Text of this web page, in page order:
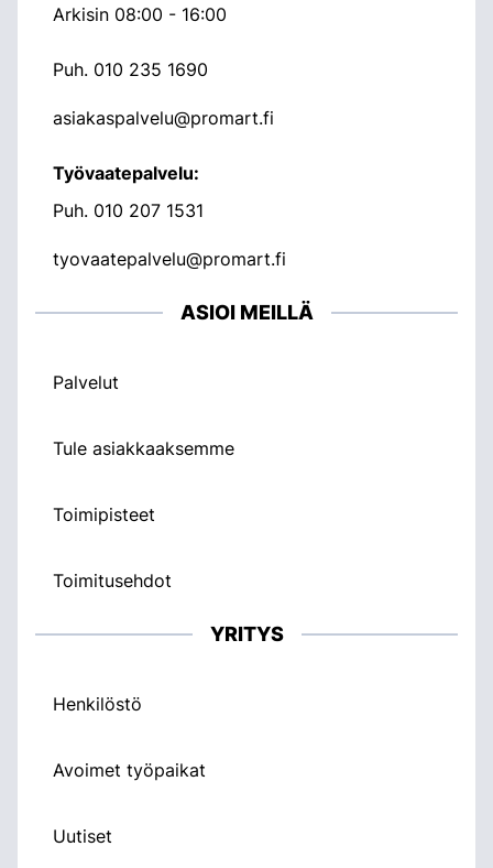
Arkisin 08:00 - 16:00
Puh. 010 235 1690
asiakaspalvelu@promart.fi
Työvaatepalvelu:
Puh. 010 207 1531
tyovaatepalvelu@promart.fi
ASIOI MEILLÄ
Palvelut
Tule asiakkaaksemme
Toimipisteet
Toimitusehdot
YRITYS
Henkilöstö
Avoimet työpaikat
Uutiset